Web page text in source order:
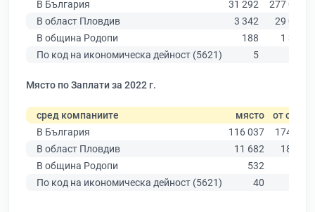
В България
31 292
277 019
В област Пловдив
3 342
29 067
В община Родопи
188
1 306
По код на икономическа дейност (5621)
5
Място по Заплати за 2022 г.
сред компаниите място
от общо
В България
116 037
174 403
В област Пловдив
11 682
18 305
В община Родопи
532
По код на икономическа дейност (5621)
40